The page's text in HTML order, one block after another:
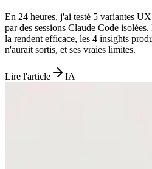
En 24 heures, j'ai testé 5 variantes
par des sessions Claude Code
la rendent efficace, les 4 insights
n'aurait sortis, et ses vraies limites.
Lire l'article IA